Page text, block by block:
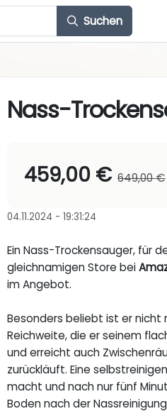
Suchen
Nass-
459,00 € 649,00 €
04.11.2024 - 19:31:24
Ein Nass-Trockensauger, für
gleichnamigen Store bei
im Angebot.
Besonders beliebt ist er nicht
Reichweite, die er seinem
und erreicht auch
zurückläuft. Eine
macht und nach nur fünf
Boden nach der